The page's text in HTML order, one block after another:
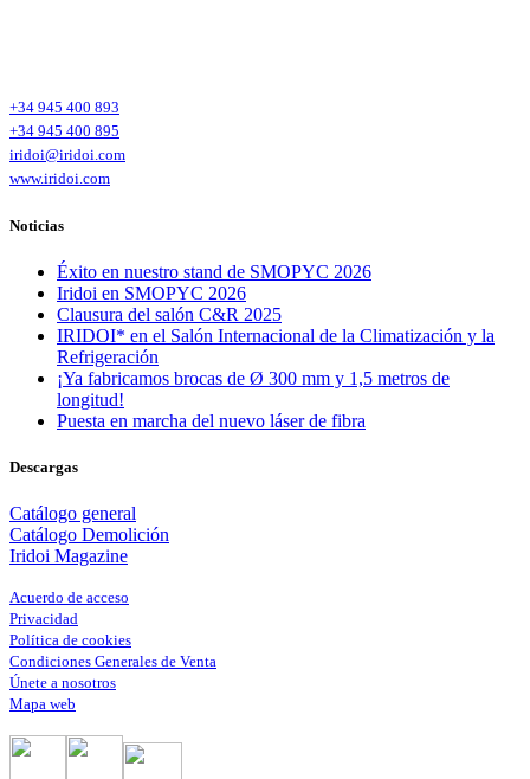
+34 945 400 893
+34 945 400 895
iridoi@iridoi.com
www.iridoi.com
Noticias
Éxito en nuestro stand de SMOPYC 2026
Iridoi en SMOPYC 2026
Clausura del salón C&R 2025
IRIDOI* en el Salón Internacional de la Climatización y la
Refrigeración
¡Ya fabricamos brocas de Ø 300 mm y 1,5 metros de
longitud!
Puesta en marcha del nuevo láser de fibra
Descargas
Catálogo general
Catálogo Demolición
Iridoi Magazine
Acuerdo de acceso
Privacidad
Política de cookies
Condiciones Generales de Venta
Únete a nosotros
Mapa web